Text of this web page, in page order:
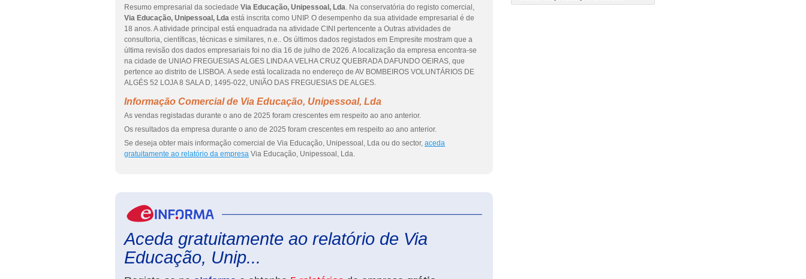
Resumo empresarial da sociedade Via Educação, Unipessoal, Lda. Na conservatória do registo comercial,
Via Educação, Unipessoal, Lda está inscrita como UNIP. O desempenho da sua atividade empresarial é de
18 anos. A atividade principal está enquadrada na atividade CINI pertencente a Outras atividades de
consultoria, científicas, técnicas e similares, n.e.. Os últimos dados registados em Empresite mostram que a
última revisão dos dados empresariais foi no dia 16 de julho de 2026. A localização da empresa encontra-se
na cidade de UNIAO FREGUESIAS ALGES LINDA A VELHA CRUZ QUEBRADA DAFUNDO OEIRAS, que
pertence ao distrito de LISBOA. A sede está localizada no endereço de AV BOMBEIROS VOLUNTÁRIOS DE
ALGÉS 52 LOJA 8 SALA D, 1495-022, UNIÃO DAS FREGUESIAS DE ALGES.
Informação Comercial de Via Educação, Unipessoal, Lda
As vendas registadas durante o ano de 2025 foram crescentes em respeito ao ano anterior.
Os resultados da empresa durante o ano de 2025 foram crescentes em respeito ao ano anterior.
Se deseja obter mais informação comercial de Via Educação, Unipessoal, Lda ou do sector, aceda
gratuitamente ao relatório da empresa Via Educação, Unipessoal, Lda.
Aceda gratuitamente ao relatório de Via
Educação, Unip...